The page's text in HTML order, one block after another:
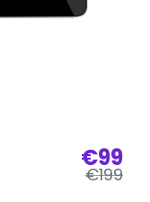
€99
€199